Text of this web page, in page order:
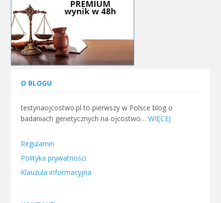
O BLOGU
testynaojcostwo.pl to pierwszy w Polsce blog o
badaniach genetycznych na ojcostwo…WIĘCEJ
Regulamin
Polityka prywatności
Klauzula informacyjna